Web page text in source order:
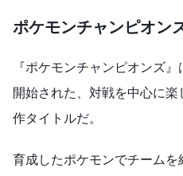
ポケモンチャンピオン
『ポケモンチャンピオンズ
開始された、対戦を中心に
作タイトルだ。
育成したポケモンでチーム